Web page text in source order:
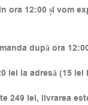
ora 12:00 și vom
după ora
lei la adresă (15
249 lei, livrarea